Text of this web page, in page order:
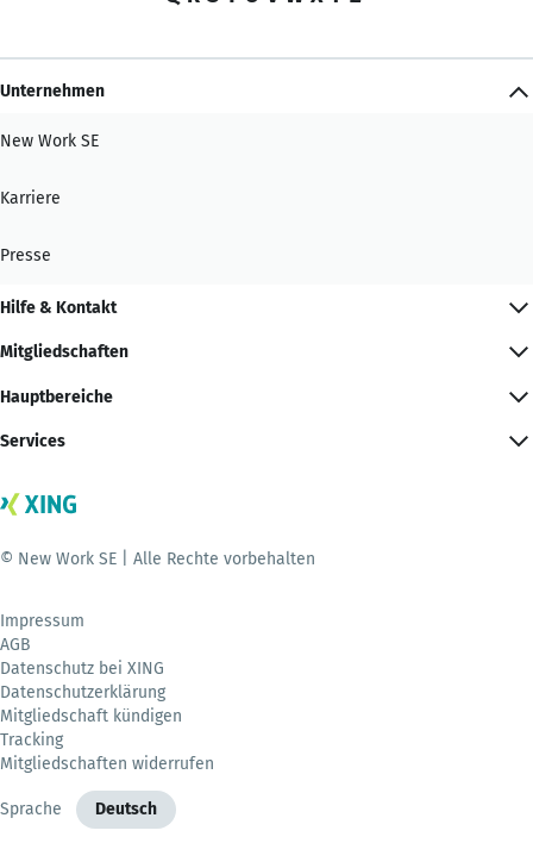
Unternehmen
New Work SE
Karriere
Presse
Hilfe & Kontakt
Mitgliedschaften
Hauptbereiche
Services
© New Work SE | Alle Rechte vorbehalten
Impressum
AGB
Datenschutz bei XING
Datenschutzerklärung
Mitgliedschaft kündigen
Tracking
Mitgliedschaften widerrufen
Sprache Deutsch